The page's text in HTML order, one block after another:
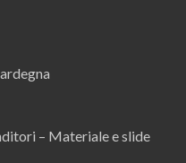
– Materiale e slide